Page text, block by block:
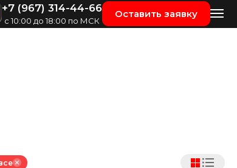
+7 (967) 314-44-66
с 10:00 до 18:00 по МСК
Оставить заявку